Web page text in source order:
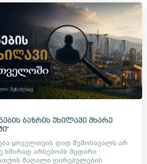
ბაზრის უხილავი მხარე
ყოველთვის დიდ შემოსავალს არ
ხშირად არსებობს მცდარი
მაღალი ღირებულების